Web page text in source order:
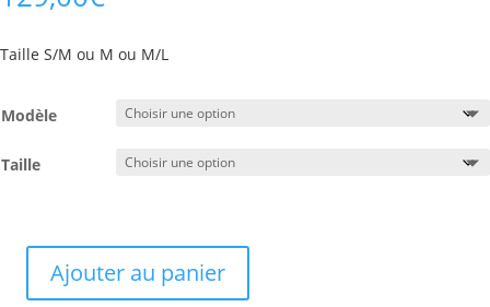
Taille S/M ou M ou M/L
Modèle
Taille
quantitéAjouter au panier